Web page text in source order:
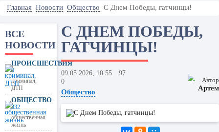
Главная Новости Общество С Днем Победы, гатчинцы!
ВСЕ
НОВОСТИ
ПРОИСШЕСТВИЯ
0
криминал,
ДТП
ОБЩЕСТВО
332
общественная
жизнь
С ДНЕМ ПОБЕДЫ,
ГАТЧИНЦЫ!
09.05.2026, 10:55
97
0
Общество
Автор
Артем